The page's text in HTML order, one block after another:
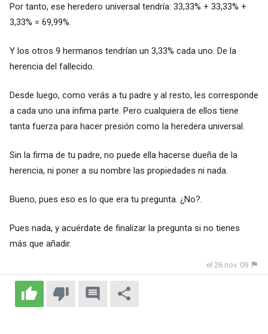
Por tanto, ese heredero universal tendría: 33,33% + 33,33% +
3,33% = 69,99%.
Y los otros 9 hermanos tendrían un 3,33% cada uno. De la
herencia del fallecido.
Desde luego, como verás a tu padre y al resto, les corresponde
a cada uno una ínfima parte. Pero cualquiera de ellos tiene
tanta fuerza para hacer presión como la heredera universal.
Sin la firma de tu padre, no puede ella hacerse dueña de la
herencia, ni poner a su nombre las propiedades ni nada.
Bueno, pues eso es lo que era tu pregunta. ¿No?.
Pues nada, y acuérdate de finalizar la pregunta si no tienes
más que añadir.
el 26 nov. 09